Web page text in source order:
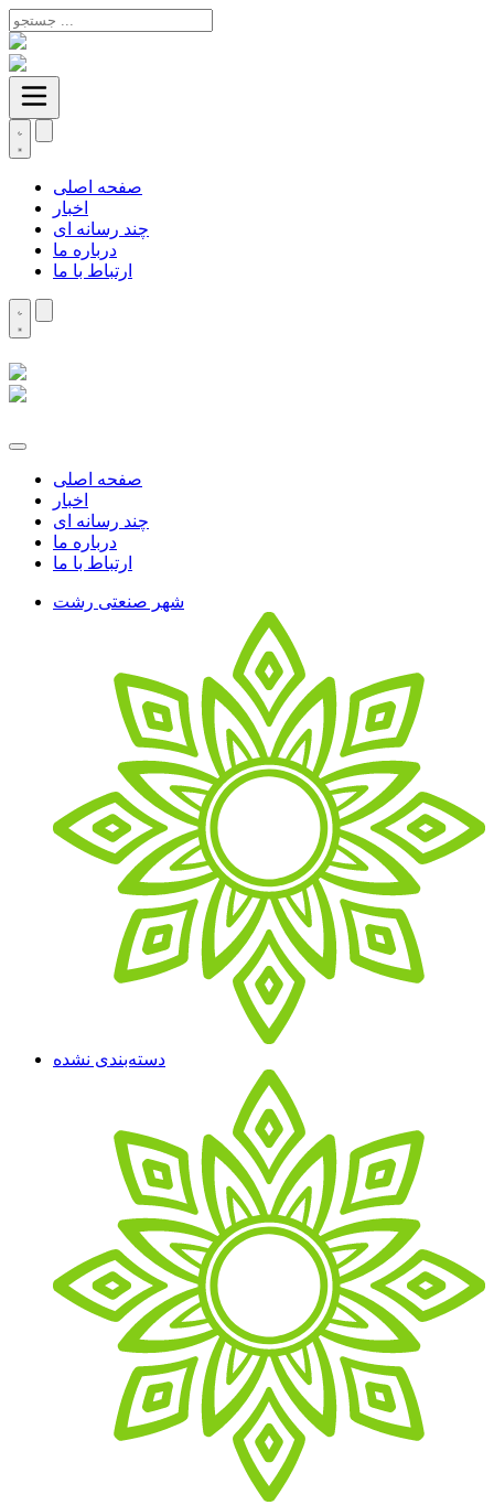
صفحه اصلی
اخبار
چند رسانه ای
درباره ما
ارتباط با ما
صفحه اصلی
اخبار
چند رسانه ای
درباره ما
ارتباط با ما
شهر صنعتی رشت
دسته‌بندی نشده